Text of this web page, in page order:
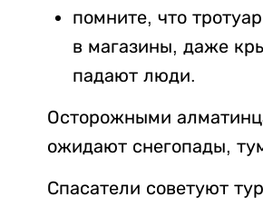
помните, что
в магазины, даже
падают люди.
Осторожными
ожидают снегопады,
Спасатели советуют